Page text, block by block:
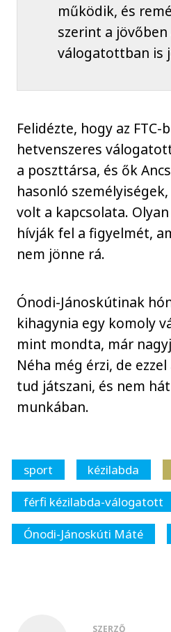
működik, és
szerint a jövőben
válogatottban is
Felidézte, hogy az FTC-
hetvenszeres
a poszttársa, és ők
hasonló
volt a kapcsolata.
hívják fel a figyelmét,
nem jönne rá.
Ónodi-Jánoskútinak
kihagynia egy komoly
mint mondta, már
Néha még érzi, de
tud játszani, és nem
munkában.
sport kézilabda
férfi kézilabda-válogatott
Ónodi-Jánoskúti Máté
SZERZŐ